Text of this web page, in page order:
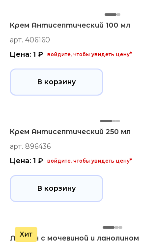
Крем Антисептический 100 мл
арт. 406160
Цена: 1 ₽
войдите, чтобы увидеть цену*
В корзину
Крем Антисептический 250 мл
арт. 896436
Цена: 1 ₽
войдите, чтобы увидеть цену*
В корзину
Хит
Лосьон с мочевиной и ланолином